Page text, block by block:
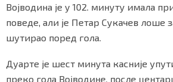
Војводина је у 102. минуту имала
поведе, али је Петар Сукачев лоше
шутирао поред гола.
Дуарте је шест минута касније
преко гола Војводине, после